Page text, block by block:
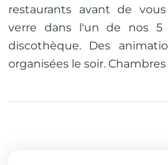
restaurants avant de
verre dans l'un de nos
discothèque. Des
organisées le soir. Chambres